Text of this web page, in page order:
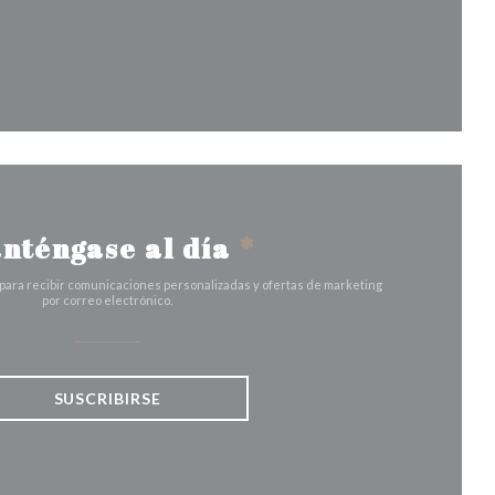
ventana))
al día *
recibir comunicaciones personalizadas y ofertas de marketing
por correo electrónico.
SUSCRIBIRSE